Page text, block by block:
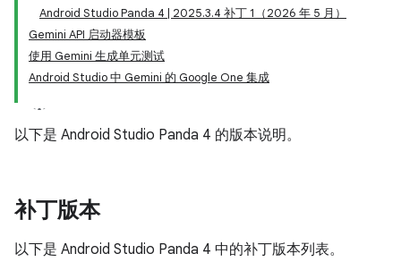
Android Studio Panda 4 | 2025.3.4 补丁 1（2026 年 5 月）
Gemini API 启动器模板
使用 Gemini 生成单元测试
Android Studio 中 Gemini 的 Google One 集成
以下是 Android Studio Panda 4 的版本说明。
补丁版本
以下是 Android Studio Panda 4 中的补丁版本列表。